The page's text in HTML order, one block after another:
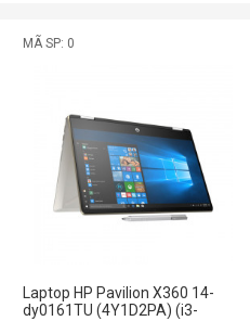
MÃ SP: 0
Laptop HP Pavilion X360 14-
dy0161TU (4Y1D2PA) (i3-